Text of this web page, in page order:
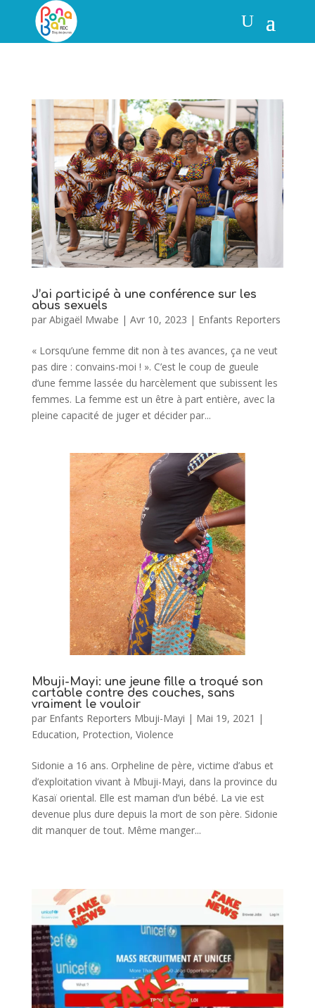
J’ai participé à une conférence sur les
abus sexuels
par Abigaël Mwabe | Avr 10, 2023 | Enfants Reporters
« Lorsqu’une femme dit non à tes avances, ça ne veut
pas dire : convains-moi ! ». C’est le coup de gueule
d’une femme lassée du harcèlement que subissent les
femmes. La femme est un être à part entière, avec la
pleine capacité de juger et décider par...
Mbuji-Mayi: une jeune fille a troqué son
cartable contre des couches, sans
vraiment le vouloir
par Enfants Reporters Mbuji-Mayi | Mai 19, 2021 |
Education, Protection, Violence
Sidonie a 16 ans. Orpheline de père, victime d’abus et
d’exploitation vivant à Mbuji-Mayi, dans la province du
Kasaï oriental. Elle est maman d’un bébé. La vie est
devenue plus dure depuis la mort de son père. Sidonie
dit manquer de tout. Même manger...